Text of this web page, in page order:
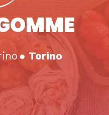
● Torino